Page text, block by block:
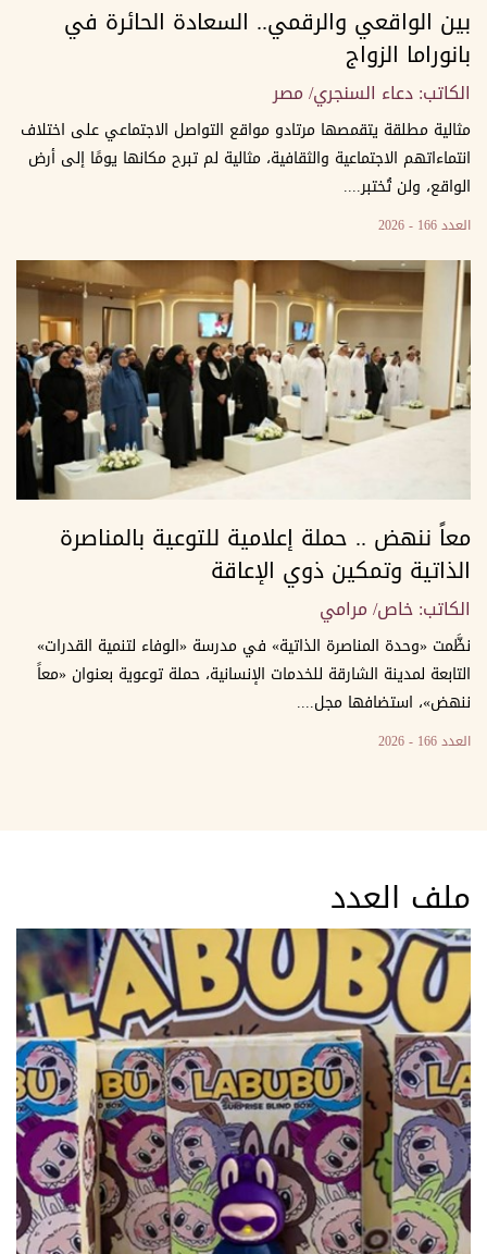
بين الواقعي والرقمي.. السعادة الحائرة في
بانوراما الزواج
الكاتب: دعاء السنجري/ مصر
مثالية مطلقة يتقمصها مرتادو مواقع التواصل الاجتماعي على اختلاف
انتماءاتهم الاجتماعية والثقافية، مثالية لم تبرح مكانها يومًا إلى أرض
الواقع، ولن تُختبر....
العدد 166 - 2026
معاً ننهض .. حملة إعلامية للتوعية بالمناصرة
الذاتية وتمكين ذوي الإعاقة
الكاتب: خاص/ مرامي
نظَّمت «وحدة المناصرة الذاتية» في مدرسة «الوفاء لتنمية القدرات»
التابعة لمدينة الشارقة للخدمات الإنسانية، حملة توعوية بعنوان «معاً
ننهض»، استضافها مجل....
العدد 166 - 2026
ملف العدد